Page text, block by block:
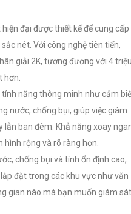
đại được thiết kế để cung cấp
nét. Với công nghệ tiên tiến,
giải 2K, tương đương với 4
hơn.
năng thông minh như cảm
nước, chống bụi, giúp việc giám
lẫn ban đêm. Khả năng xoay
rộng và rõ ràng hơn.
chống bụi và tính ổn định cao,
đặt trong các khu vực như văn
gian nào mà bạn muốn giám sát